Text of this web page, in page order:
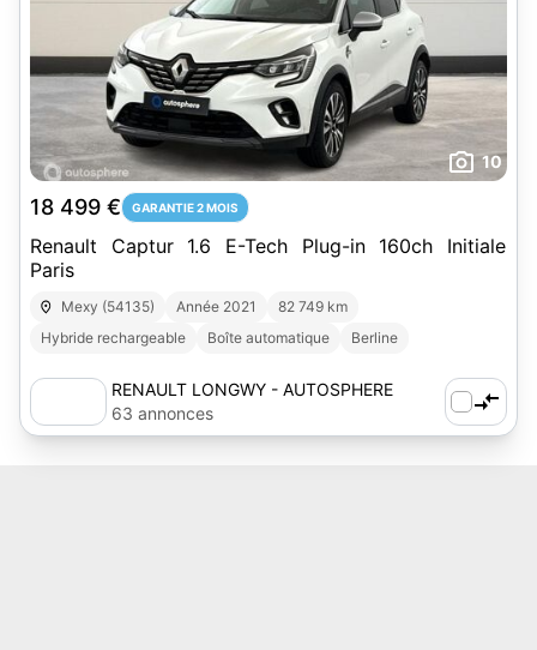
10
18 499 € GARANTIE 2 MOIS
Renault Captur 1.6 E-Tech Plug-in 160ch Initiale
Paris
Mexy (54135) Année 2021
82 749 km
Hybride rechargeable
Boîte automatique Berline
RENAULT LONGWY - AUTOSPHERE
63 annonces